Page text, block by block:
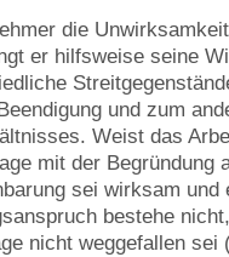
die
er hilfsweise seine
und zum
Weist das
mit der Begründung
sei wirksam und
bestehe
nicht weggefallen sei